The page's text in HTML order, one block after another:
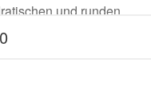
und runden